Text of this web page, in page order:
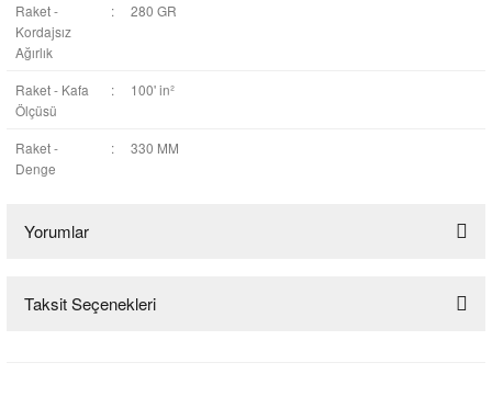
Raket -
Kordajsız
Ağırlık
: 280 GR
Raket - Kafa
Ölçüsü
: 100' in²
Raket -
Denge
: 330 MM
Yorumlar
Bu ürüne ilk yorumu siz yapın!
Taksit Seçenekleri